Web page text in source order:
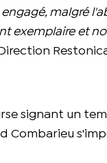
malgré
exemplaire et
signant un
Combarieu